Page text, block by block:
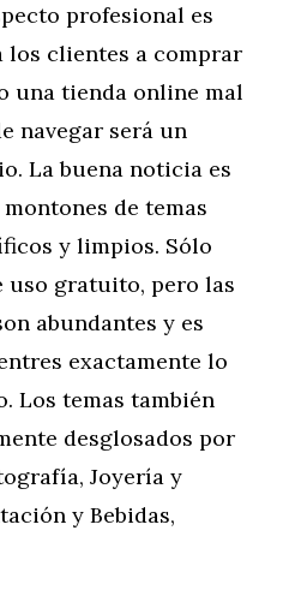
profesional es
los clientes a comprar
una tienda online mal
navegar será un
La buena noticia es
de temas
y limpios. Sólo
uso gratuito, pero las
abundantes y es
exactamente lo
Los temas también
desglosados por
Joyería y
y Bebidas,